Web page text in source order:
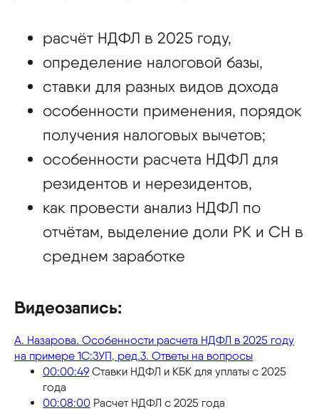
расчёт НДФЛ в 2025 году,
определение налоговой базы,
ставки для разных видов дохода
особенности применения, порядок
получения налоговых вычетов;
особенности расчета НДФЛ для
резидентов и нерезидентов,
как провести анализ НДФЛ по
отчётам, выделение доли РК и СН в
среднем заработке
Видеозапись:
А. Назарова. Особенности расчета НДФЛ в 2025 году
на примере 1С:ЗУП, ред.3. Ответы на вопросы
00:00:49 Ставки НДФЛ и КБК для уплаты с 2025
года
00:08:00 Расчет НДФЛ с 2025 года